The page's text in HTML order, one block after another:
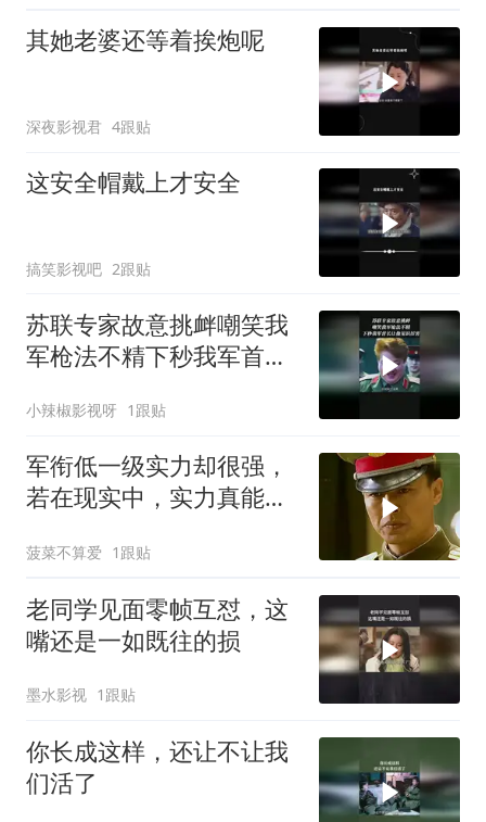
其她老婆还等着挨炮呢
深夜影视君 4跟贴
这安全帽戴上才安全
搞笑影视吧 2跟贴
苏联专家故意挑衅嘲笑我
军枪法不精下秒我军首长
小辣椒影视呀 1跟贴
军衔低一级实力却很强，
若在现实中，实力真能压
菠菜不算爱 1跟贴
老同学见面零帧互怼，这
嘴还是一如既往的损
墨水影视 1跟贴
你长成这样，还让不让我
们活了